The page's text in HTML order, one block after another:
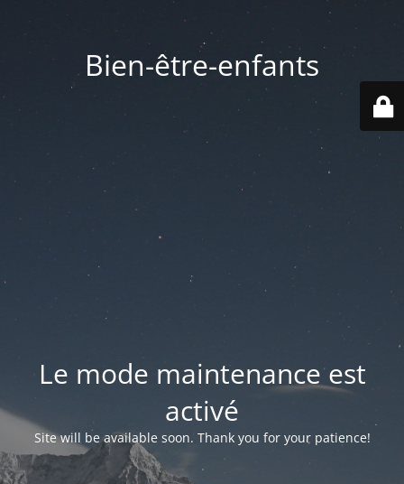
Bien-être-enfants
Le mode maintenance est
activé
Site will be available soon. Thank you for your patience!